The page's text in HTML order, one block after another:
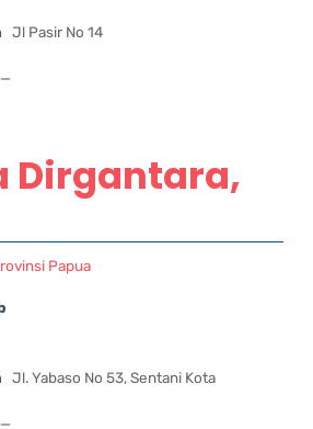
Jl Pasir No 14
Dirgantara,
Papua
Jl. Yabaso No 53, Sentani Kota